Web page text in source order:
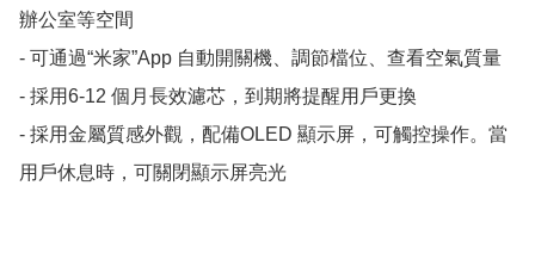
辦公室等空間
- 可通過“米家”App 自動開關機、調節檔位、查看空氣質量
- 採用6-12 個月長效濾芯，到期將提醒用戶更換
- 採用金屬質感外觀，配備OLED 顯示屏，可觸控操作。當
用戶休息時，可關閉顯示屏亮光